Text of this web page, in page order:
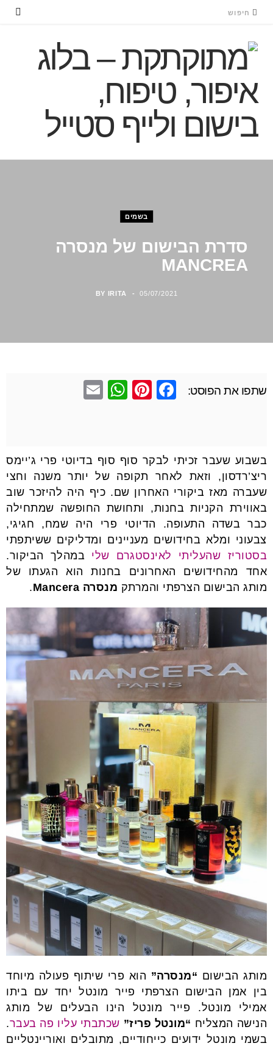
בשמים
סדרת הבישום של מנסרה
MANCREA
BY IRITA 05/07/2021
שתפו את הפוסט:
F
b
o
o
k
Pi
st
W
A
p
p
בשבוע שעבר זכיתי לבקר סוף סוף בדיוטי פרי ג’יימס
ריצ’רדסון, וזאת לאחר תקופה של יותר משנה וחצי
שעברה מאז ביקורי האחרון שם. כיף היה להיזכר שוב
באווירת הקניות בחנות, ותחושת החופשה שמתחילה
כבר בשדה התעופה. הדיוטי פרי היה שמח, חגיגי,
צבעוני ומלא בחידושים מעניינים ומדליקים ששיתפתי
בסטוריז שהעליתי לאינסטגרם שלי במהלך הביקור.
אחד מהחידושים האחרונים בחנות הוא הגעתו של
מותג הבישום הצרפתי והמרתק מנסרה Mancera .
מותג הבישום “מנסרה” הוא פרי שיתוף פעולה מיוחד
בין אמן הבישום הצרפתי פייר מונטל יחד עם ביתו
אמילי מונטל. פייר מונטל הינו הבעלים של מותג
הנישה המצליח “מונטל פריז” שכתבתי עליו פה בעבר.
בשמי מונטל ידועים כייחודיים, מתובלים ואוריינטליים